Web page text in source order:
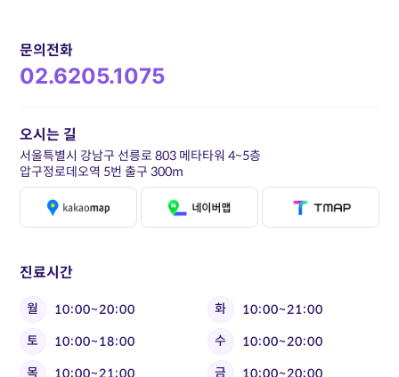
문의전화
02.6205.1075
진료시간
월 10:00~20:00 화
10:00~21:00
토
10:00~18:00 수
10:00~20:00
목
10:00~21:00 금 10:00~20:00
오시는 길
서울특별시 강남구 선릉로 803 메타타워 4~5층
압구정로데오역 5번 출구 300m